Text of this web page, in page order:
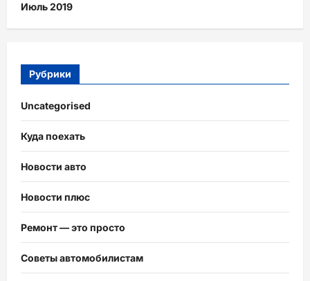
Июль 2019
Рубрики
Uncategorised
Куда поехать
Новости авто
Новости плюс
Ремонт — это просто
Советы автомобилистам